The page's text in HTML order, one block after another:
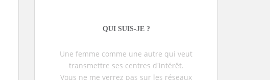
QUI SUIS-JE ?
Une femme comme une autre qui veut
transmettre ses centres d'intérêt.
Vous ne me verrez pas sur les réseaux